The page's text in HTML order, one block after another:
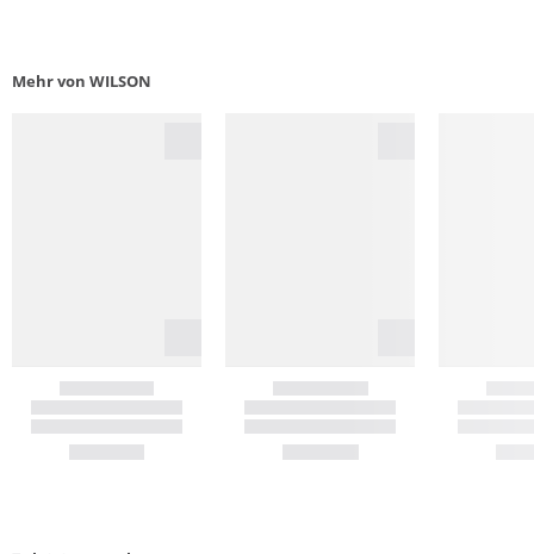
Mehr von WILSON